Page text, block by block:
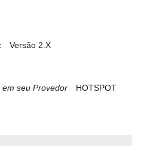
Versão 2.X
seu Provedor HOTSPOT